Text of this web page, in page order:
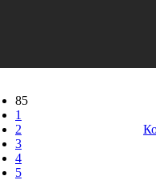
85
1
2
3
4
5